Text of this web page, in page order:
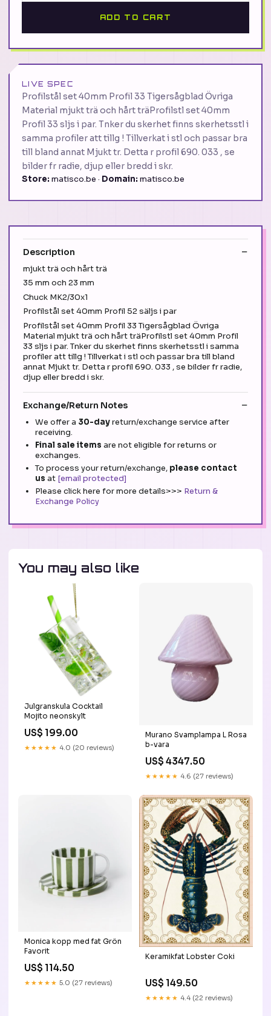
ADD TO CART
LIVE SPEC
Profilstål set 40mm Profil 33 Tigersågblad Övriga
Material mjukt trä och hårt träProfilstl set 40mm
Profil 33 sljs i par. Tnker du skerhet finns skerhetsstl i
samma profiler att tillg ! Tillverkat i stl och passar bra
till bland annat Mjukt tr. Detta r profil 690. 033 , se
bilder fr radie, djup eller bredd i skr.
Store: matisco.be · Domain: matisco.be
Description
mjukt trä och hårt trä
35 mm och 23 mm
Chuck MK2/30x1
Profilstål set 40mm Profil 52 säljs i par
Profilstål set 40mm Profil 33 Tigersågblad Övriga
Material mjukt trä och hårt träProfilstl set 40mm Profil
33 sljs i par. Tnker du skerhet finns skerhetsstl i samma
profiler att tillg ! Tillverkat i stl och passar bra till bland
annat Mjukt tr. Detta r profil 690. 033 , se bilder fr radie,
djup eller bredd i skr.
Exchange/Return Notes
We offer a 30-dayreturn/exchange service after
receiving.
Final sale items are not eligible for returns or
exchanges.
To process your return/exchange, please contact
us at [email protected]
Please click here for more details>>> Return &
Exchange Policy
You may also like
Julgranskula Cocktail
Mojito neonskylt
US$ 199.00
★★★★★ 4.0 (20 reviews)
Murano Svamplampa L Rosa
b-vara
US$ 4347.50
★★★★★ 4.6 (27 reviews)
Monica kopp med fat Grön
Favorit
US$ 114.50
★★★★★ 5.0 (27 reviews)
Keramikfat Lobster Coki
US$ 149.50
★★★★★ 4.4 (22 reviews)